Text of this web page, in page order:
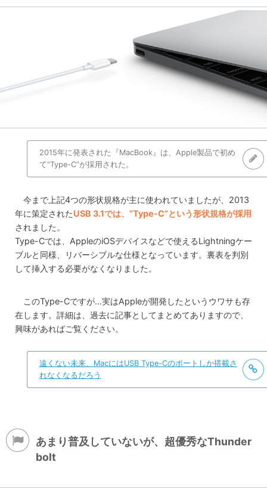
2015年に発表された『MacBook』は、Apple製品で初め
て“Type-C”が採用された。
今まで上記4つの形状規格が主に使われていましたが、2013
年に策定されたUSB 3.1では、“Type-C”という形状規格が採用
されました。
Type-Cでは、AppleのiOSデバイスなどで使えるLightningケー
ブルと同様、リバーシブルな仕様となっています。裏表を判別
して挿入する必要がなくなりました。
このType-Cですが…実はAppleが開発したというウワサも存
在します。詳細は、過去に記事としてまとめてありますので、
興味があればご覧ください。
遠くない未来、MacにはUSB Type-Cのポートしか搭載さ
れなくなるだろう
あまり普及していないが、超優秀なThunder
bolt